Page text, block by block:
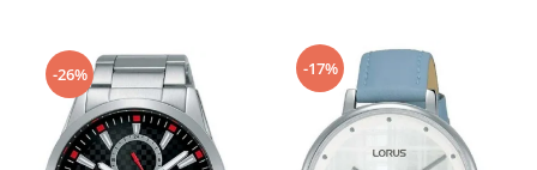
Perii
Scule de Mana
Turnare, Lipire, Finisare
PROMOTII Curele Apple Watch
-26% -17%